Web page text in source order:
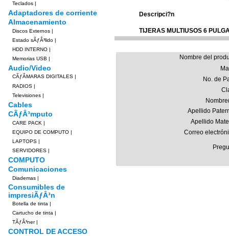
Teclados |
Adaptadores de corriente
Almacenamiento
Discos Externos |
Estado sÃƒÂ³lido |
HDD INTERNO |
Memorias USB |
Audio/Video
CÃƒÂMARAS DIGITALES |
RADIOS |
Televisiones |
Cables
CÃƒÂ³mputo
CARE PACK |
EQUIPO DE COMPUTO |
LAPTOPS |
SERVIDORES |
COMPUTO
Comunicaciones
Diademas |
Consumibles de
impresiÃƒÂ³n
Botella de tinta |
Cartucho de tinta |
TÃƒÂ³ner|
CONTROL DE ACCESO
Descripci?n
TIJERAS MULTIUSOS 6
Nombre del
No. de
Apellido
Apellido
Correo